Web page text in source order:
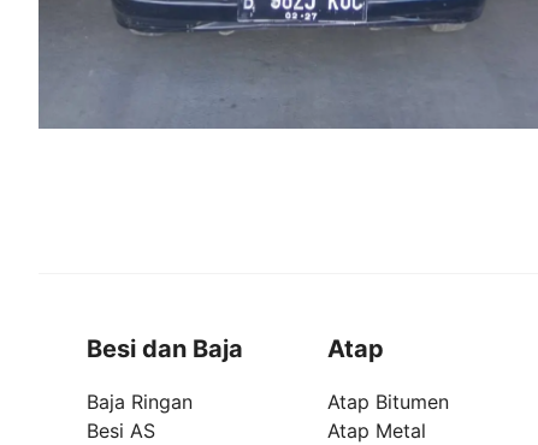
Besi dan Baja
Baja Ringan
Besi AS
Atap
Atap Bitumen
Atap Metal